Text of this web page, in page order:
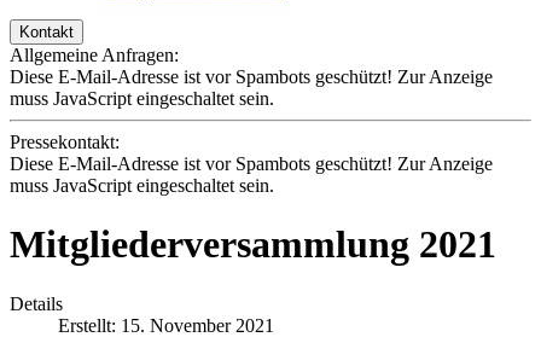
Kontakt
Allgemeine Anfragen:
Diese E-Mail-Adresse ist vor Spambots geschützt! Zur Anzeige
muss JavaScript eingeschaltet sein.
Pressekontakt:
Diese E-Mail-Adresse ist vor Spambots geschützt! Zur Anzeige
muss JavaScript eingeschaltet sein.
Mitgliederversammlung 2021
Details
Erstellt: 15. November 2021